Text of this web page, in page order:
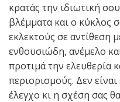
κρατάς την ιδιωτική
βλέμματα και ο κύκλος
εκλεκτούς σε αντίθεση
ενθουσιώδη, ανέμελο
προτιμά την ελευθερία
περιορισμούς. Δεν
έλεγχο κι η σχέση σας